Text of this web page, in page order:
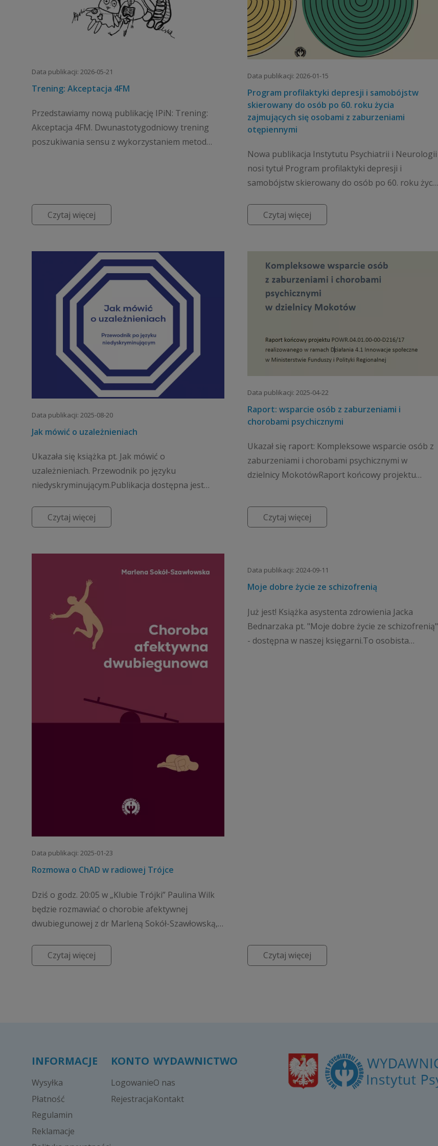
Data publikacji: 2026-05-21
Trening: Akceptacja 4FM
Przedstawiamy nową publikację IPiN: Trening:
Akceptacja 4FM. Dwunastotygodniowy trening
poszukiwania sensu z wykorzystaniem metod
Czytaj więcej
Data publikacji: 2026-01-15
Program profilaktyki depresji i samobójstw
skierowany do osób po 60. roku życia
zajmujących się osobami z zaburzeniami
otępiennymi
Nowa publikacja Instytutu Psychiatrii i Neurologii
nosi tytuł Program profilaktyki depresji i
samobójstw skierowany do osób po 60. roku życia
otępiennymi. Powsta...
Czytaj więcej
Data publikacji: 2025-08-20
Jak mówić o uzależnieniach
Ukazała się książka pt. Jak mówić o
uzależnieniach. Przewodnik po języku
niedyskryminującym.Publikacja dostępna jest
https://wydawnictwo.ipin.edu.pl/pl/oferta/ja...
Czytaj więcej
Data publikacji: 2025-04-22
Raport: wsparcie osób z zaburzeniami i
chorobami psychicznymi
Ukazał się raport: Kompleksowe wsparcie osób z
zaburzeniami i chorobami psychicznymi w
dzielnicy MokotówRaport końcowy projektu
ramach Działania 4.1 Innow...
Czytaj więcej
Data publikacji: 2025-01-23
Rozmowa o ChAD w radiowej Trójce
Dziś o godz. 20:05 w „Klubie Trójki” Paulina Wilk
będzie rozmawiać o chorobie afektywnej
dwubiegunowej z dr Marleną Sokół-Szawłowską,
Neurologii, aut...
Czytaj więcej
Data publikacji: 2024-09-11
Moje dobre życie ze schizofrenią
Już jest! Książka asystenta zdrowienia Jacka
Bednarzaka pt. "Moje dobre życie ze schizofrenią"
- dostępna w naszej księgarni.To osobista
Czytaj więcej
INFORMACJE
Wysyłka
Płatność
Regulamin
Reklamacje
KONTO
Logowanie
Rejestracja
WYDAWNICTWO
O nas
Kontakt